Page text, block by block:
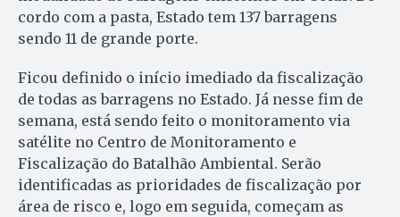
cordo com a pasta, Estado tem 137 barragens
sendo 11 de grande porte.
Ficou definido o início imediado da fiscalização
de todas as barragens no Estado. Já nesse fim de
semana, está sendo feito o monitoramento via
satélite no Centro de Monitoramento e
Fiscalização do Batalhão Ambiental. Serão
identificadas as prioridades de fiscalização por
área de risco e, logo em seguida, começam as